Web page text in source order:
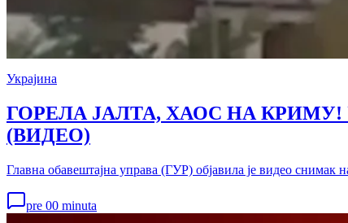
Украјина
ГОРЕЛА ЈАЛТА, ХАОС НА КРИМУ!
(ВИДЕО)
Главна обавештајна управа (ГУР) објавила је видео снимак
pre 00 minuta